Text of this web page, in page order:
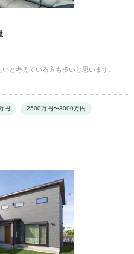
と考えている方も多いと思います。
円 2500万円〜3000万円